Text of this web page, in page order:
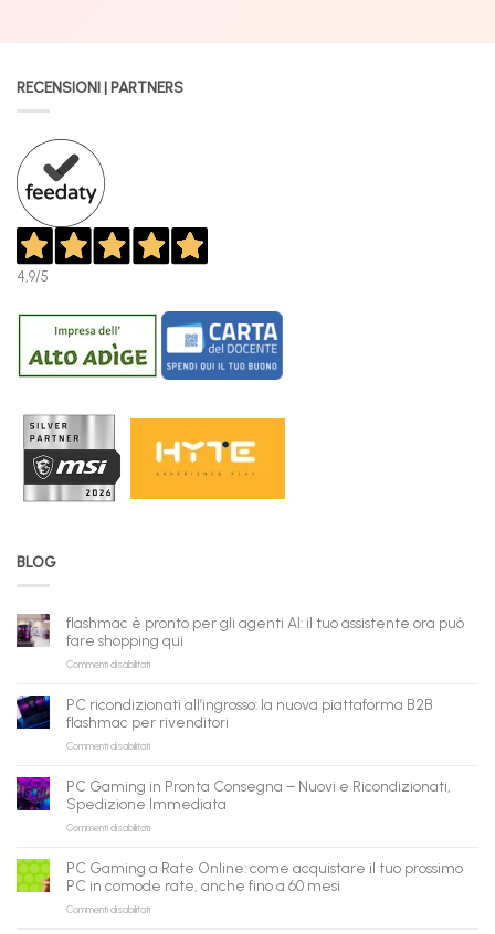
RECENSIONI | PARTNERS
4,9/5
BLOG
flashmac è pronto per gli agenti AI: il tuo assistente ora può
fare shopping qui
Commenti disabilitatisu
pronto
per
gli
il
tuo
assistente
può
fare
shopping
qui
PC ricondizionati all’ingrosso: la nuova piattaforma B2B
flashmac per rivenditori
Commenti disabilitatisu
all’ingrosso:
la
nuova
B2B
flashmac
per
rivenditori
PC Gaming in Pronta Consegna – Nuovi e Ricondizionati,
Spedizione Immediata
Commenti disabilitatisu
in
Pronta
Consegna
PC Gaming a Rate Online: come acquistare il tuo prossimo
PC in comode rate, anche fino a 60 mesi
Commenti disabilitatisu